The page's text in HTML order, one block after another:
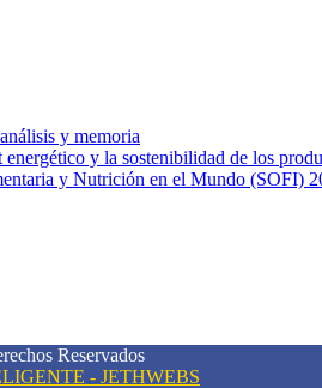
y memoria
y la sostenibilidad de los
y Nutrición en el Mundo (SOFI)
Reservados
- JETHWEBS